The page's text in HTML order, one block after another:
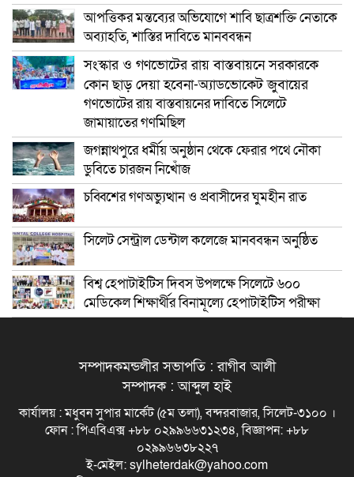
আপত্তিকর মন্তব্যের অভিযোগে শাবি ছাত্রশক্তি নেতাকে
অব্যাহতি, শাস্তির দাবিতে মানববন্ধন
সংস্কার ও গণভোটের রায় বাস্তবায়নে সরকারকে
কোন ছাড় দেয়া হবেনা-অ্যাডভোকেট জুবায়ের
গণভোটের রায় বাস্তবায়নের দাবিতে সিলেটে
জামায়াতের গণমিছিল
জগন্নাথপুরে ধর্মীয় অনুষ্ঠান থেকে ফেরার পথে নৌকা
ডুবিতে চারজন নিখোঁজ
চব্বিশের গণঅভ্যুত্থান ও প্রবাসীদের ঘুমহীন রাত
সিলেট সেন্ট্রাল ডেন্টাল কলেজে মানববন্ধন অনুষ্ঠিত
বিশ্ব হেপাটাইটিস দিবস উপলক্ষে সিলেটে ৬০০
মেডিকেল শিক্ষার্থীর বিনামূল্যে হেপাটাইটিস পরীক্ষা
সম্পাদকমন্ডলীর সভাপতি : রাগীব আলী
সম্পাদক : আব্দুল হাই
কার্যালয় : মধুবন সুপার মার্কেট (৫ম তলা), বন্দরবাজার, সিলেট-৩১০০ ।
ফোন : পিএবিএক্স +৮৮ ০২৯৯৬৬৩১২৩৪, বিজ্ঞাপন: +৮৮
০২৯৯৬৬৩৮২২৭
ই-মেইল: sylheterdak@yahoo.com